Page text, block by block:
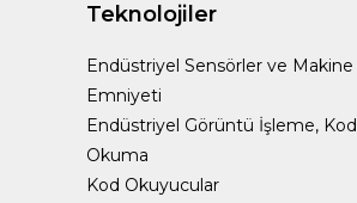
Teknolojiler
Endüstriyel Sensörler ve Makine
Emniyeti
Endüstriyel Görüntü İşleme, Kod
Okuma
Kod Okuyucular